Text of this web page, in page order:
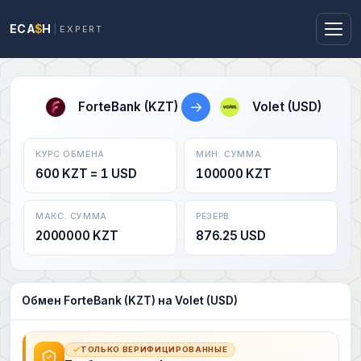
ECA$H EXPERT
ForteBank (KZT) → Volet (USD)
КУРС ОБМЕНА
600 KZT = 1 USD
МИН. СУММА
100000 KZT
МАКС. СУММА
2000000 KZT
РЕЗЕРВ
876.25 USD
Обмен ForteBank (KZT) на Volet (USD)
ТОЛЬКО ВЕРИФИЦИРОВАННЫЕ